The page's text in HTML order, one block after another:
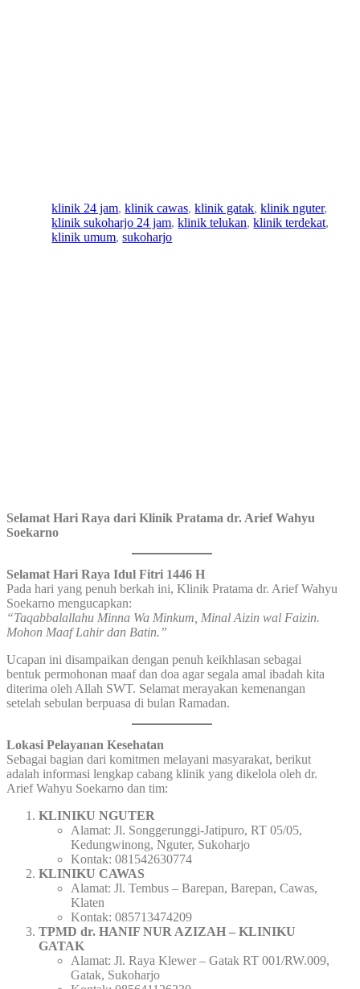
klinik 24 jam, klinik cawas, klinik gatak, klinik nguter
klinik sukoharjo 24 jam, klinik telukan, klinik terdekat
klinik umum, sukoharjo
Selamat Hari Raya dari Klinik Pratama dr. Arief Wahyu
Soekarno
Selamat Hari Raya Idul Fitri 1446 H
Pada hari yang penuh berkah ini, Klinik Pratama dr. Arief Wahyu
Soekarno mengucapkan:
“Taqabbalallahu Minna Wa Minkum, Minal Aizin wal Faizin.
Mohon Maaf Lahir dan Batin.”
Ucapan ini disampaikan dengan penuh keikhlasan sebagai
bentuk permohonan maaf dan doa agar segala amal ibadah kita
diterima oleh Allah SWT. Selamat merayakan kemenangan
setelah sebulan berpuasa di bulan Ramadan.
Lokasi Pelayanan Kesehatan
Sebagai bagian dari komitmen melayani masyarakat, berikut
adalah informasi lengkap cabang klinik yang dikelola oleh dr.
Arief Wahyu Soekarno dan tim:
KLINIKU NGUTER
Alamat: Jl. Songgerunggi-Jatipuro, RT 05/05,
Kedungwinong, Nguter, Sukoharjo
Kontak: 081542630774
KLINIKU CAWAS
Alamat: Jl. Tembus – Barepan, Barepan, Cawas,
Klaten
Kontak: 085713474209
TPMD dr. HANIF NUR AZIZAH – KLINIKU
GATAK
Alamat: Jl. Raya Klewer – Gatak RT 001/RW.009,
Gatak, Sukoharjo